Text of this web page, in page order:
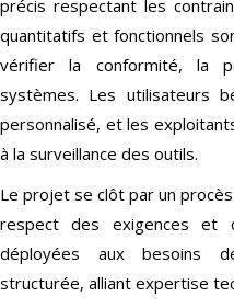
précis respectant les
quantitatifs et fonctionnels
vérifier la conformité, la
systèmes. Les utilisateurs
personnalisé, et les
à la surveillance des outils.
Le projet se clôt par un
respect des exigences et
déployées aux besoins
structurée, alliant expertise